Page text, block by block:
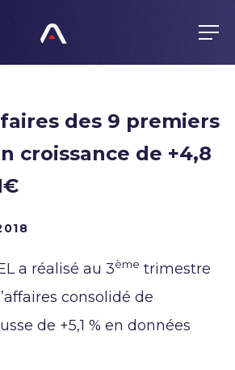
EN
des 9 premiers
croissance de +4,8
a réalisé au 3ème trimestre
consolidé de
de +5,1 % en données